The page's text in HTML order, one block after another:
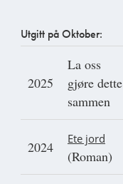
Utgitt på Oktober:
2025
La oss
gjøre dette
sammen
2024 Ete jord
(Roman)